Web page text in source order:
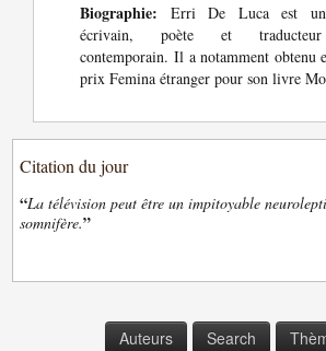
Biographie: Erri De Luca est un
écrivain, poète et
contemporain. Il a notamment obtenu
prix Femina étranger pour son livre
Citation du jour
“La télévision peut être un impitoyable
somnifère.”
Auteurs Search